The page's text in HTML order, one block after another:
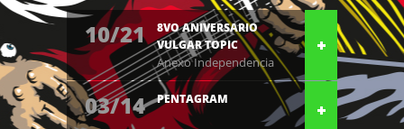
10/21
8VO ANIVERSARIO
VULGAR TOPIC
Anexo Independencia
03/14 PENTAGRAM